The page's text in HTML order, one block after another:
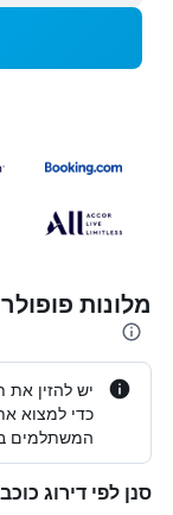
מלונות
יש להזין את
כדי למצוא
המשתלמים
סנן לפי דירוג